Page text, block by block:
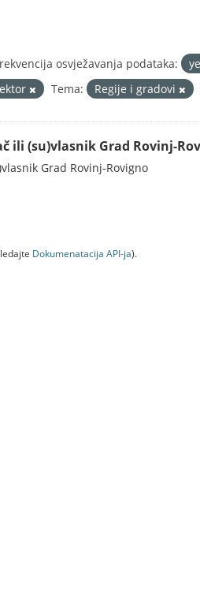
osvježavanja podataka:
Tema: Regije i gradovi
ili (su)vlasnik Grad Rovinj-
Grad Rovinj-Rovigno
Dokumenаtаcijа API-jа).